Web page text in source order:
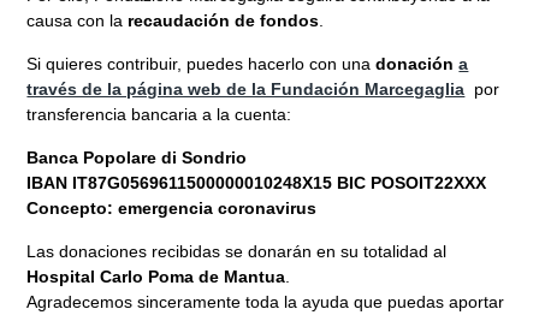
causa con la recaudación de fondos
Si quieres contribuir, puedes hacerlo con unadonacióna
través de la página web de la Fundación Marcegaglia por
transferencia bancaria a la cuenta:
Banca Popolare di Sondrio
IBAN IT87G0569611500000010248X15 BIC POSOIT22XXX
Concepto: emergencia coronavirus
Las donaciones recibidas se donarán en su totalidad al
Hospital Carlo Poma de Mantua
Agradecemos sinceramente toda la ayuda que puedas aportar